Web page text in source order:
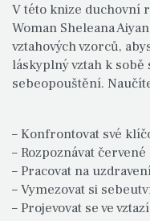
V této knize duchovní
Woman Sheleana
vztahových vzorců,
láskyplný vztah k
sebeopouštění.
– Konfrontovat své
– Rozpoznávat
– Pracovat na
– Vymezovat si
– Projevovat se ve